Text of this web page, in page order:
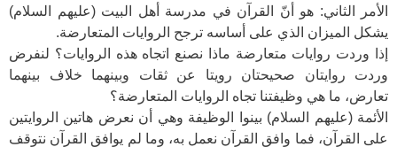
الأمر الثاني: هو أنّ القرآن في مدرسة أهل البيت (عليهم السلام)
يشكل الميزان الذي على أساسه ترجح الروايات المتعارضة.
إذا وردت روايات متعارضة ماذا نصنع اتجاه هذه الروايات؟ لنفرض
وردت روايتان صحيحتان رويتا عن ثقات وبينهما خلاف بينهما
تعارض، ما هي وظيفتنا تجاه الروايات المتعارضة؟
الأئمة (عليهم السلام) بينوا الوظيفة وهي أن نعرض هاتين الروايتين
على القرآن، فما وافق القرآن نعمل به، وما لم يوافق القرآن نتوقف